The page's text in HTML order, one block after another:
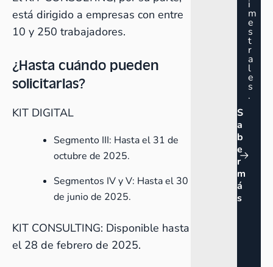
está dirigido a empresas con entre
10 y 250 trabajadores.
¿Hasta cuándo pueden
solicitarlas?
KIT DIGITAL
Segmento III: Hasta el 31 de
octubre de 2025.
Segmentos IV y V: Hasta el 30
de junio de 2025.
KIT CONSULTING: Disponible hasta
el 28 de febrero de 2025.
i
m
e
s
t
r
a
l
e
s
.
S
a
b
e
r
m
á
s